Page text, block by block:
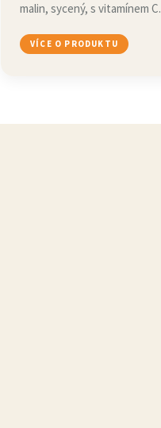
malin, sycený, s vitamínem C.
VÍCE O PRODUKTU